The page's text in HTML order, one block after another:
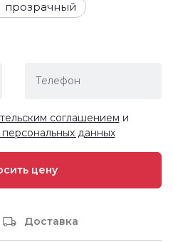
прозрачный
соглашением и
данных
Доставка